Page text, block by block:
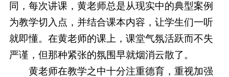
同，每次讲课，黄老师总是从现实中的典型案例
为教学切入点，并结合课本内容，让学生们一听
就即懂。在黄老师的课上，课堂气氛活跃而不失
严谨，但那种紧张的氛围早就烟消云散了。
黄老师在教学之中十分注重德育，重视加强